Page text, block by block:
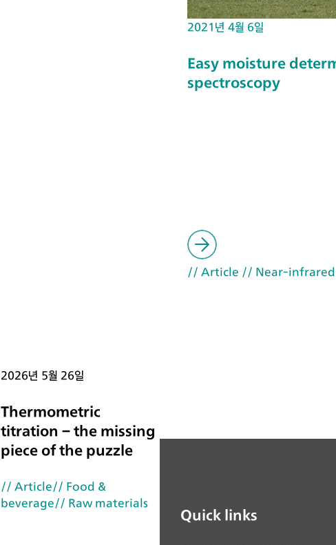
2026년 5월 26일
Thermometric
titration – the missing
piece of the puzzle
// Article// Food &
beverage// Raw materials
2021년 4월 6일
Easy moisture
spectroscopy
// Article // Near-infrared
Quick links